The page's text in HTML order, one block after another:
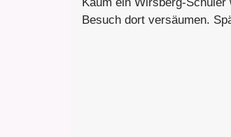
Besuch dort versäumen.